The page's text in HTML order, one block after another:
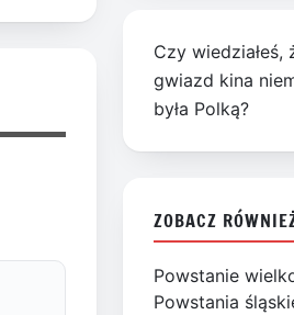
Czy
gwiazd kina
była Polką?
ZOBACZ
Powstanie
Powstania